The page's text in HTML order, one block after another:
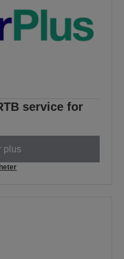
service for
plus